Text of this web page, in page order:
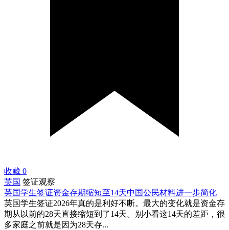
收藏 0
英国 签证观察
英国学生签证资金存期缩短至14天中国公民材料进一步简化
英国学生签证2026年真的是利好不断。最大的变化就是资金存
期从以前的28天直接缩短到了14天。别小看这14天的差距，很
多家庭之前就是因为28天存...